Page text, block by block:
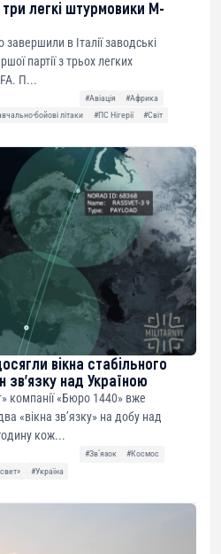
легкі штурмовики M-
завершили в Італії заводські
партії з трьох легких
П...
#Авіація
#Африка
бойові літаки #ПС Нігерії
#Світ
вікна стабільного
зв’язку над Україною
компанії «Бюро 1440» вже
«вікна зв’язку» на добу над
кож...
#Звʼязок
#Космос
#Україна